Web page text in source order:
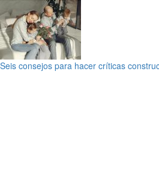
Seis consejos para hacer críticas